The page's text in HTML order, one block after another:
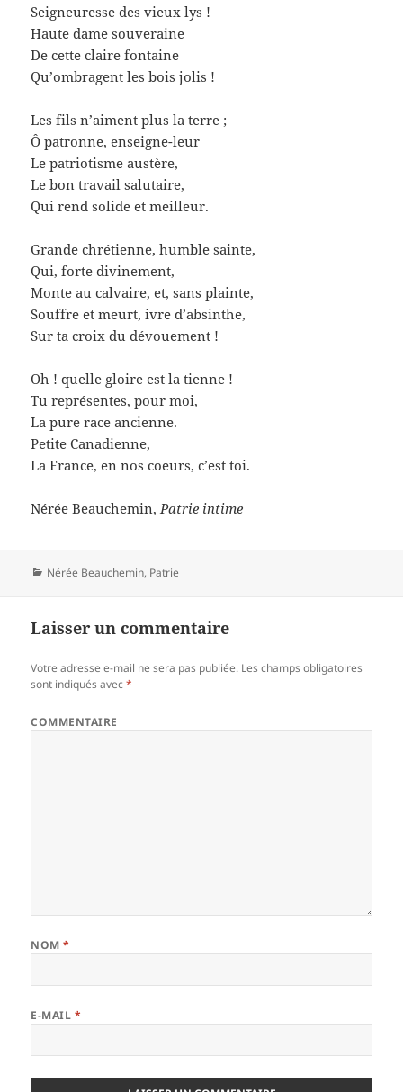
Seigneuresse des vieux lys !
Haute dame souveraine
De cette claire fontaine
Qu’ombragent les bois jolis !
Les fils n’aiment plus la terre ;
Ô patronne, enseigne-leur
Le patriotisme austère,
Le bon travail salutaire,
Qui rend solide et meilleur.
Grande chrétienne, humble sainte,
Qui, forte divinement,
Monte au calvaire, et, sans plainte,
Souffre et meurt, ivre d’absinthe,
Sur ta croix du dévouement !
Oh ! quelle gloire est la tienne !
Tu représentes, pour moi,
La pure race ancienne.
Petite Canadienne,
La France, en nos coeurs, c’est toi.
Nérée Beauchemin, Patrie intime
Catégories
Nérée Beauchemin, Patrie
Laisser un commentaire
Votre adresse e-mail ne sera pas publiée. Les champs obligatoires
sont indiqués avec*
COMMENTAIRE
NOM*
E-MAIL *